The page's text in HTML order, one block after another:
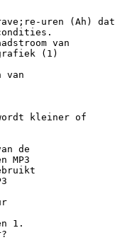
uren (Ah) dat
van
(1)
van
kleiner of
de
MP3
1.